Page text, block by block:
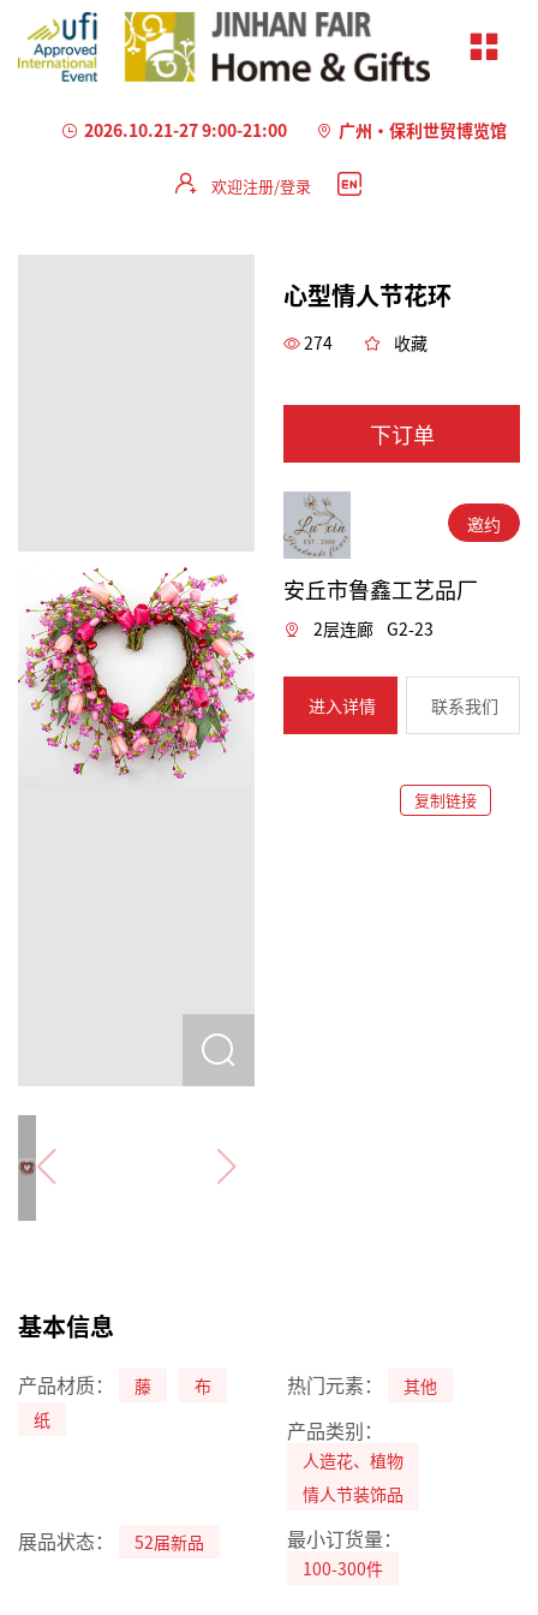
2026.10.21-27 9:00-21:00 广州·保利世贸博览馆
欢迎注册/登录
心型情人节花环
274 收藏
下订单
邀约
安丘市鲁鑫工艺品厂
2层连廊 G2-23
进入详情 联系我们
复制链接
基本信息
产品材质： 藤
布
纸
热门元素： 其他
产品类别：
人造花、植物
情人节装饰品
展品状态： 52届新品 最小订货量：
100-300件